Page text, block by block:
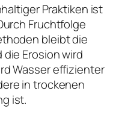
Praktiken ist
Fruchtfolge
bleibt die
Erosion wird
Wasser effizienter
in trockenen
ist.